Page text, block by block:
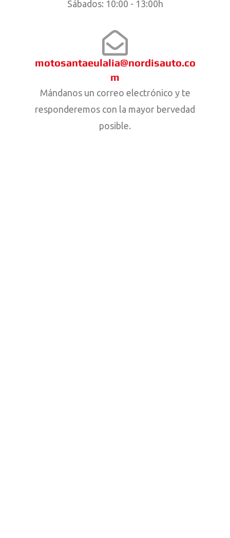
Sábados: 10:00 - 13:00h
motosantaeulalia@nordisauto.co
m
Mándanos un correo electrónico y te
responderemos con la mayor bervedad
posible.